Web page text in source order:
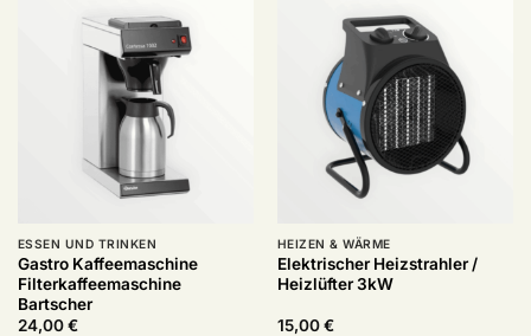
ESSEN UND TRINKEN
Gastro Kaffeemaschine
Filterkaffeemaschine
Bartscher
24,00€
HEIZEN & WÄRME
Elektrischer Heizstrahler /
Heizlüfter 3kW
15,00€